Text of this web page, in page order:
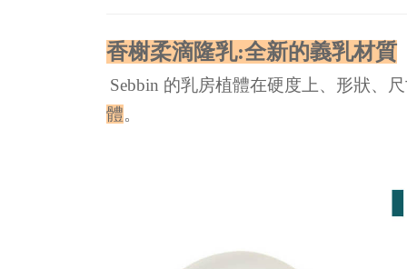
香榭柔滴隆乳:全新的義乳材質
Sebbin 的乳房植體在硬度上、形狀、
體。